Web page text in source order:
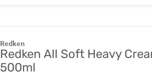
Redken
Redken All Soft Heavy
500ml